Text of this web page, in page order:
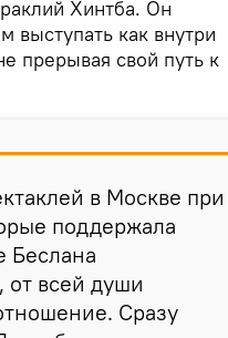
Хинтба. Он
выступать как внутри
прерывая свой путь к
в Москве при
поддержала
Беслана
всей души
Сразу